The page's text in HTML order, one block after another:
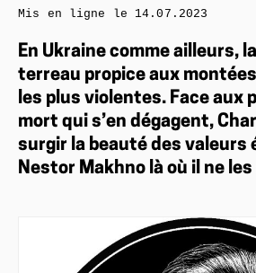
En Ukraine comme ailleurs,
terreau propice aux
les plus violentes. Face aux
mort qui s’en dégagent,
surgir la beauté des valeurs
Nestor Makhno là où il ne
Mis en ligne le 14.07.2023